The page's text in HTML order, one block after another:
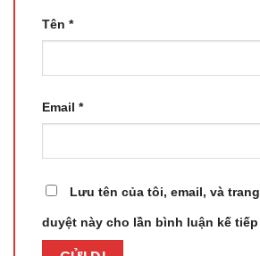
Tên *
Email *
Lưu tên của tôi, email, và
duyệt này cho lần bình luận kế